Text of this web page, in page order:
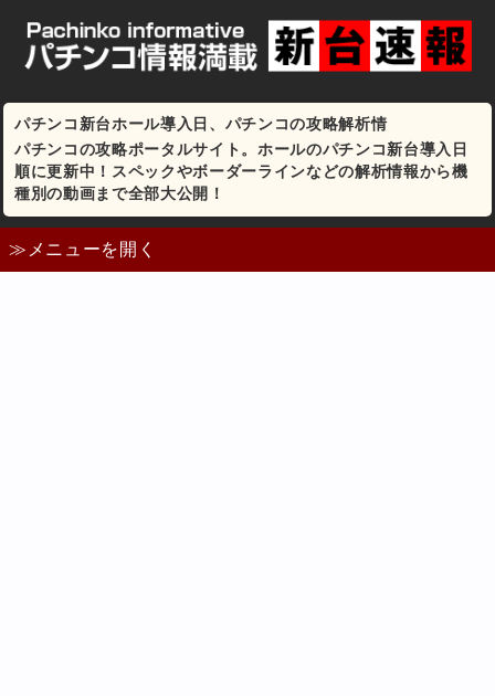
パチンコ新台ホール導入日、パチンコの攻略解析情
パチンコの攻略ポータルサイト。ホールのパチンコ新台導入日
順に更新中！スペックやボーダーラインなどの解析情報から機
種別の動画まで全部大公開！
≫メニューを開く